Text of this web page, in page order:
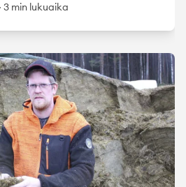
· 3 min lukuaika